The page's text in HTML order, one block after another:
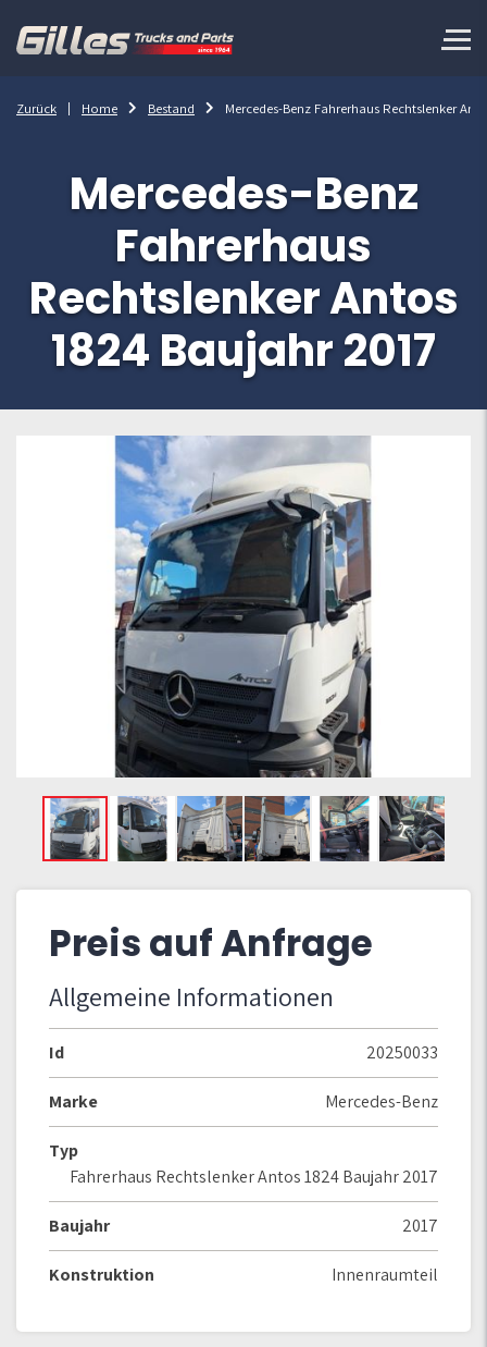
Zurück Home Bestand Mercedes-Benz Fahrerhaus Rechtslenker
Mercedes-Benz
Fahrerhaus
Rechtslenker Antos
1824 Baujahr 2017
Preis auf Anfrage
Allgemeine Informationen
Id 20250033
Marke Mercedes-Benz
Typ
Fahrerhaus Rechtslenker Antos 1824 Baujahr 2017
Baujahr 2017
Konstruktion Innenraumteil